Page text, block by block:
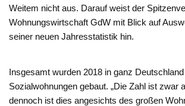
Weitem nicht aus. Darauf weist der
Wohnungswirtschaft GdW mit Blick auf
seiner neuen Jahresstatistik hin.
Insgesamt wurden 2018 in ganz
Sozialwohnungen gebaut. „Die Zahl ist zwar
dennoch ist dies angesichts des großen